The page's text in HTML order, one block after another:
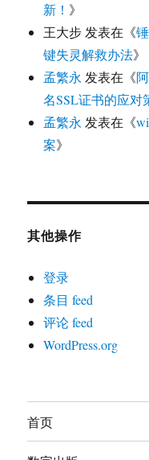
新！ 》
王大步 发表在《
键失灵解救办法》
孟繁永 发表在《
名SSL证书的应对
孟繁永 发表在《
案》
其他操作
登录
条目 feed
评论 feed
WordPress.org
首页